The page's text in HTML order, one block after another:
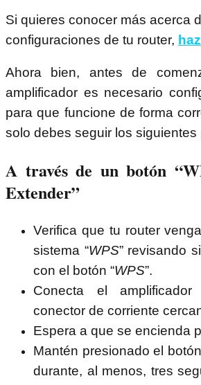
Si quieres conocer más acerca
configuraciones de tu router,
Ahora bien, antes de
amplificador es necesario
para que funcione de forma
solo debes seguir los siguientes
A través de un botón
Extender”
Verifica que tu router
sistema “WPS” revisando
con el botón “WPS”.
Conecta el
conector de corriente
Espera a que se encienda
Mantén presionado el
durante, al menos, tres